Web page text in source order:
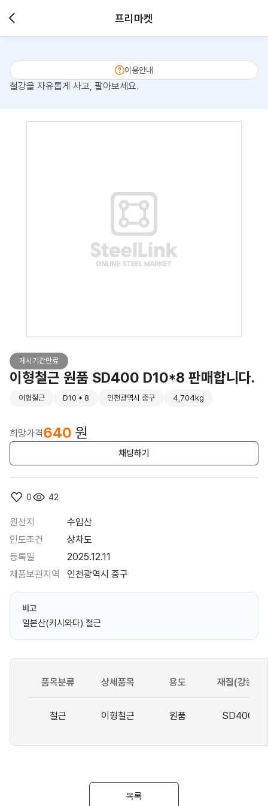
프리마켓
이용안내
철강을 자유롭게 사고, 팔아보세요.
게시기간만료
이형철근 원품 SD400 D10*8 판매합니다.
이형철근 D10 * 8 인천광역시 중구 4,704kg
희망가격640 원
채팅하기
0 42
원산지
수입산
인도조건
상차도
등록일
2025.12.11
제품보관지역
인천광역시 중구
비고
일본산(키시와다) 철근
품목분류 상세품목 용도 재질(강종)
철근 이형철근 원품 SD400
목록